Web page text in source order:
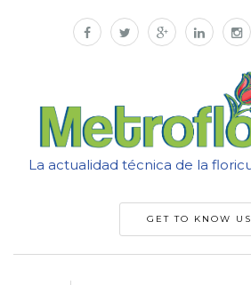
La actualidad técnica de la
GET TO KNOW US